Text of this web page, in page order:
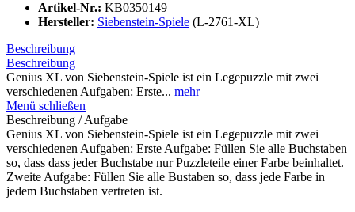
Artikel-Nr.: KB0350149
Hersteller: Siebenstein-Spiele (L-2761-XL)
Beschreibung
Beschreibung
Genius XL von Siebenstein-Spiele ist ein Legepuzzle mit zwei
verschiedenen Aufgaben: Erste... mehr
Menü schließen
Beschreibung / Aufgabe
Genius XL von Siebenstein-Spiele ist ein Legepuzzle mit zwei
verschiedenen Aufgaben: Erste Aufgabe: Füllen Sie alle Buchstaben
so, dass dass jeder Buchstabe nur Puzzleteile einer Farbe beinhaltet.
Zweite Aufgabe: Füllen Sie alle Bustaben so, dass jede Farbe in
jedem Buchstaben vertreten ist.